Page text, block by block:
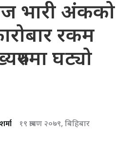
भारी अंकको
रकम
घट्यो
१९ श्रावण २०७९, बिहिबार